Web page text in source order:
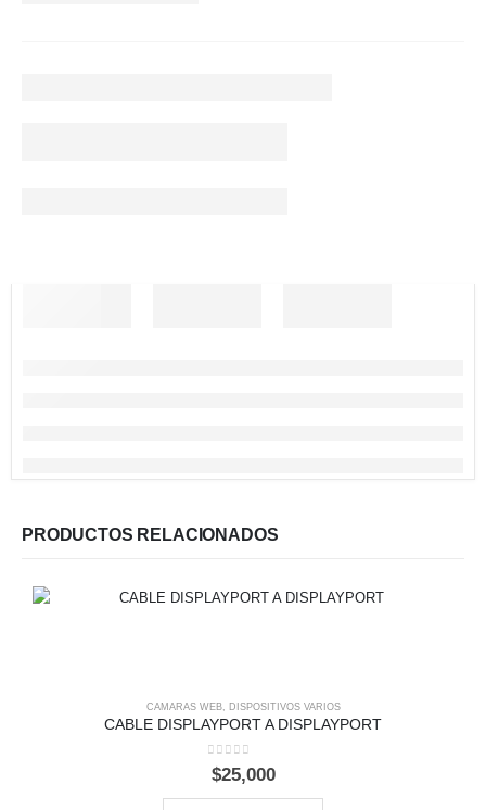
PRODUCTOS RELACIONADOS
CAMARAS WEB, DISPOSITIVOS VARIOS
CABLE DISPLAYPORT A DISPLAYPORT
0out of 5
$25,000